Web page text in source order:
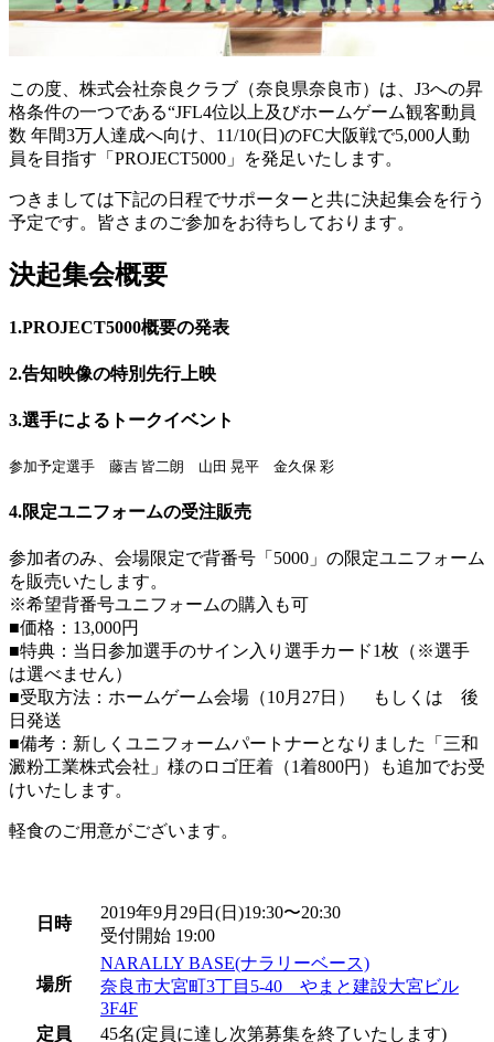
この度、株式会社奈良クラブ（奈良県奈良市）は、J3への昇
格条件の一つである“JFL4位以上及びホームゲーム観客動員
数 年間3万人達成へ向け、11/10(日)のFC大阪戦で5,000人動
員を目指す「PROJECT5000」を発足いたします。
つきましては下記の日程でサポーターと共に決起集会を行う
予定です。皆さまのご参加をお待ちしております。
決起集会概要
1.PROJECT5000概要の発表
2.告知映像の特別先行上映
3.選手によるトークイベント
参加予定選手 藤吉 皆二朗 山田 晃平 金久保 彩
4.限定ユニフォームの受注販売
参加者のみ、会場限定で背番号「5000」の限定ユニフォーム
を販売いたします。
※希望背番号ユニフォームの購入も可
■価格：13,000円
■特典：当日参加選手のサイン入り選手カード1枚（※選手
は選べません）
■受取方法：ホームゲーム会場（10月27日） もしくは 後
日発送
■備考：新しくユニフォームパートナーとなりました「三和
澱粉工業株式会社」様のロゴ圧着（1着800円）も追加でお受
けいたします。
軽食のご用意がございます。
日時
2019年9月29日(日)19:30〜20:30
受付開始 19:00
場所
NARALLY BASE(ナラリーベース)
奈良市大宮町3丁目5-40 やまと建設大宮ビル
3F4F
定員
45名(定員に達し次第募集を終了いたします)